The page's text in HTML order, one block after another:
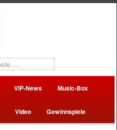
VIP-News Music-Box
Video Gewinnspiele